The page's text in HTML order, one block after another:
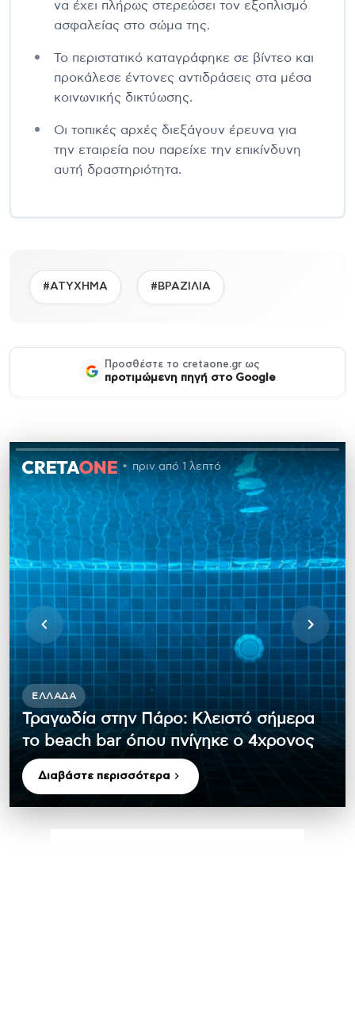
να έχει πλήρως στερεώσει τον εξοπλισμό
ασφαλείας στο σώμα της.
Το περιστατικό καταγράφηκε σε βίντεο και
προκάλεσε έντονες αντιδράσεις στα μέσα
κοινωνικής δικτύωσης.
Οι τοπικές αρχές διεξάγουν έρευνα για
την εταιρεία που παρείχε την επικίνδυνη
αυτή δραστηριότητα.
#ΑΤΥΧΗΜΑ #ΒΡΑΖΙΛΙΑ
Προσθέστε το cretaone.gr ως
προτιμώμενη πηγή στο Google
πριν από 1 λεπτό
ΕΛΛΆΔΑ
Τραγωδία στην Πάρο: Κλειστό σήμερα
το beach bar όπου πνίγηκε ο 4χρονος
Διαβάστε περισσότερα